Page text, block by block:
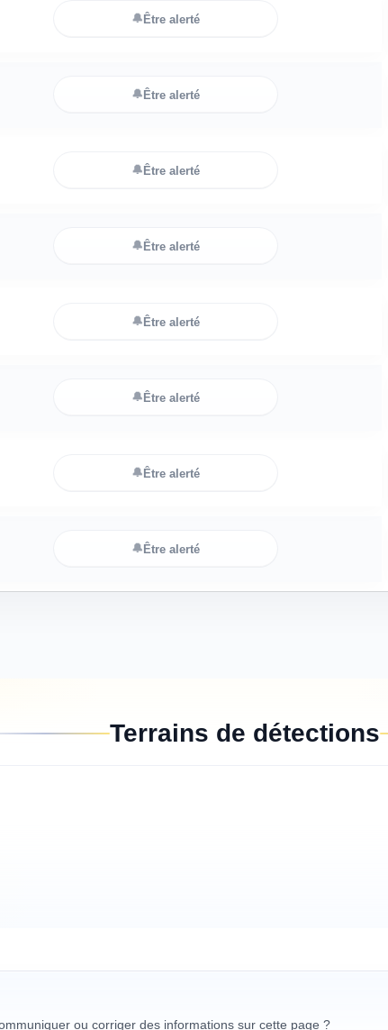
Terrains de détections
🔔Être alerté
🔔Être alerté
🔔Être alerté
🔔Être alerté
🔔Être alerté
🔔Être alerté
🔔Être alerté
🔔Être alerté
ou corriger des informations sur cette page ?